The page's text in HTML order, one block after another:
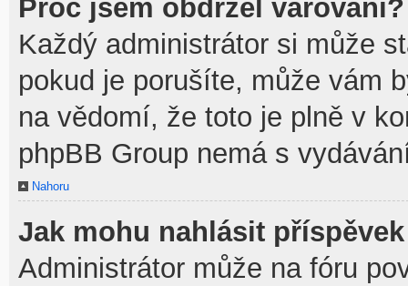
Proč jsem obdržel varování?
Každý administrátor si může
pokud je porušíte, může vám
na vědomí, že toto je plně v
phpBB Group nemá s
Nahoru
Jak mohu nahlásit
Administrátor může na fóru